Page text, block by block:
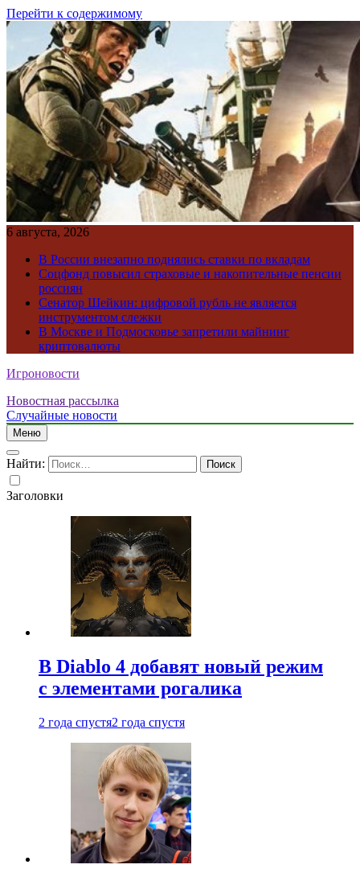
Перейти к содержимому
6 августа, 2026
В России внезапно поднялись ставки по вкладам
Соцфонд повысил страховые и накопительные пенсии
россиян
Сенатор Шейкин: цифровой рубль не является
инструментом слежки
В Москве и Подмосковье запретили майнинг
криптовалюты
Игроновости
Новостная рассылка
Случайные новости
Меню
Найти:
Заголовки
В Diablo 4 добавят новый режим
с элементами рогалика
2 года спустя2 года спустя